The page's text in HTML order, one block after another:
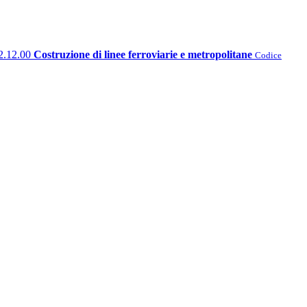
Costruzione di linee ferroviarie e metropolitane Codice